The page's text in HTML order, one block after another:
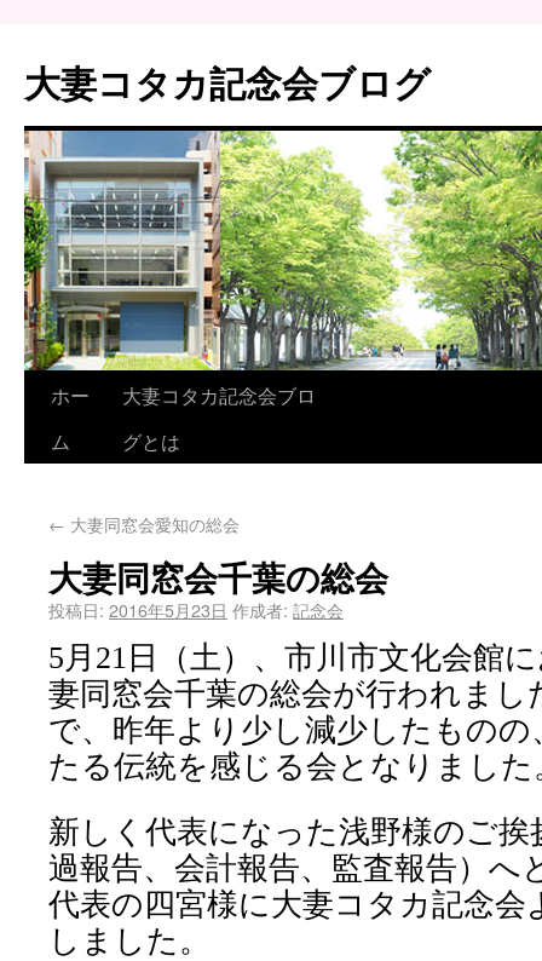
大妻コタカ記念会ブログ
ホー
ム
大妻コタカ記念会ブロ
グとは
← 大妻同窓会愛知の総会
大妻同窓会千葉の総会
投稿日: 2016年5月23日 作成者: 記念会
5月 21日（土）、市川市文化会館
妻同窓会千葉の総会が行われまし
で、昨年より少し減少したもの
たる伝統を感じる会となりました
新しく代表になった浅野様のご
過報告、会計報告、監査報告）へ
代表の四宮様に大妻コタカ記念会
しました。